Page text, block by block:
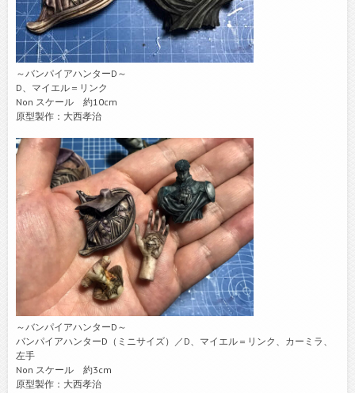
～バンパイアハンターD～
D、マイエル＝リンク
Non スケール 約10cm
原型製作：大西孝治
～バンパイアハンターD～
バンパイアハンターD（ミニサイズ）／D、マイエル＝リンク、カーミラ、
左手
Non スケール 約3cm
原型製作：大西孝治